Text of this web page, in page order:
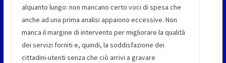
alquanto lungo: non mancano certo voci di spesa che
anche ad una prima analisi appaiono eccessive. Non
manca il margine di intervento per migliorare la qualità
dei servizi forniti e, quindi, la soddisfazione dei
cittadini-utenti senza che ciò arrivi a gravare